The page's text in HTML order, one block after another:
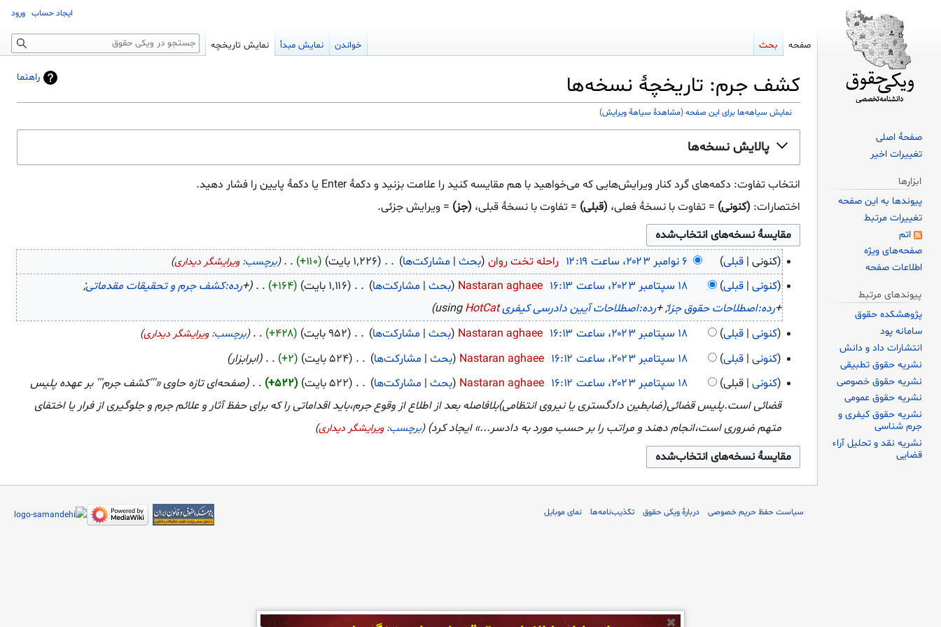
راهنما کشف جرم: تاریخچهٔ نسخه‌ها
نمایش سیاهه‌ها برای این صفحه(مشاهدهٔ سیاههٔ ویرایش)
ناوبری
جستجو
پالایش نسخه‌ها
انتخاب تفاوت: دکمه‌های گرد کنار ویرایش‌هایی که می‌خواهید با هم مقایسه کنید را علامت بزنید و دکمهٔ Enter یا دکمهٔ پایین را فشار دهید.
اختصارات: (کنونی) = تفاوت با نسخهٔ فعلی، (قبلی) = تفاوت با نسخهٔ قبلی، (جز) = ویرایش جزئی.
نوامبر
۲۰۲۳
کنونی قبلی راحله تخت روان بحث مشارکت‌ها ۱٬۲۲۶ بایت +۱۱۰
ب
د
و
ن
ۀ
و
ی
برچسب:ویرایشگر دیداری
سپتامبر
۲۰۲۳
کنونی قبلی Nastaran aghaee بحث مشارکت‌ها ۱٬۱۱۶ بایت +۱۶۴ +رده:کشف جرم و تحقیقات مقدماتی;
+رده:اصطلاحات حقوق جزا; +رده:اصطلاحات آیین دادرسی کیفریusing
HotCat
کنونی قبلی Nastaran aghaee بحث مشارکت‌ها ۹۵۲ بایت +۴۲۸
ب
د
و
ن
خ
ل
ا
ص
برچسب:ویرایشگر دیداری
کنونی قبلی Nastaran aghaee بحث مشارکت‌ها ۵۲۴ بایت +۲
ابرابزار
کنونی قبلی Nastaran aghaee بحث مشارکت‌ها ۵۲۲ بایت +۵۲۲
صفحه‌ای تازه حاوی «'''کشف جرم''' بر عهده پلیس
قضائی است.پلیس قضائی(ضابطین دادگستری یا نیروی انتظامی)بلافاصله بعد از اطلاع از وقوع جرم،باید اقداماتی را که برای حفظ آثار و علائم جرم و جلوگیری از فرار یا اختفای
متهم ضروری است،انجام دهند و مراتب را بر حسب مورد به دادسر...» ایجاد کرد
برچسب:ویرایشگر دیداری
ایجاد حساب ورود
صفحه بحث خواندن نمایش مبدأ نمایش تاریخچه جستجو
صفحهٔ اصلی
تغییرات اخیر
ابزارها
پیوندها به این صفحه
تغییرات مرتبط
اتم
صفحه‌های ویژه
اطلاعات صفحه
پیوندهای مرتبط
پژوهشکده حقوق
سامانه پود
انتشارات داد و دانش
نشریه حقوق تطبیقی
نشریه حقوق خصوصی
نشریه حقوق عمومی
نشریه حقوق کیفری و
جرم شناسی
نشریه نقد و تحلیل آراء
قضایی
سیاست حفظ حریم خصوصی دربارهٔ ویکی حقوق تکذیب‌نامه‌ها نمای موبایل